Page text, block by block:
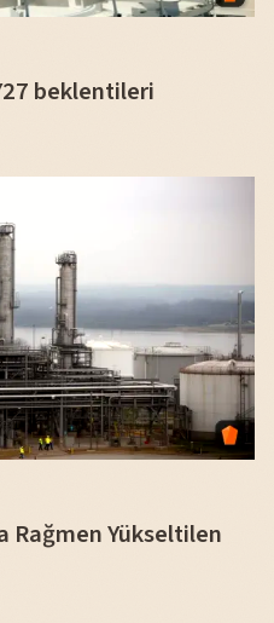
beklentileri
Rağmen Yükseltilen